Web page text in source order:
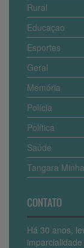
Rural
Educaçao
Esportes
Geral
Memória
Polícia
Política
Saúde
Tangara
CONTATO
Há 30 anos,